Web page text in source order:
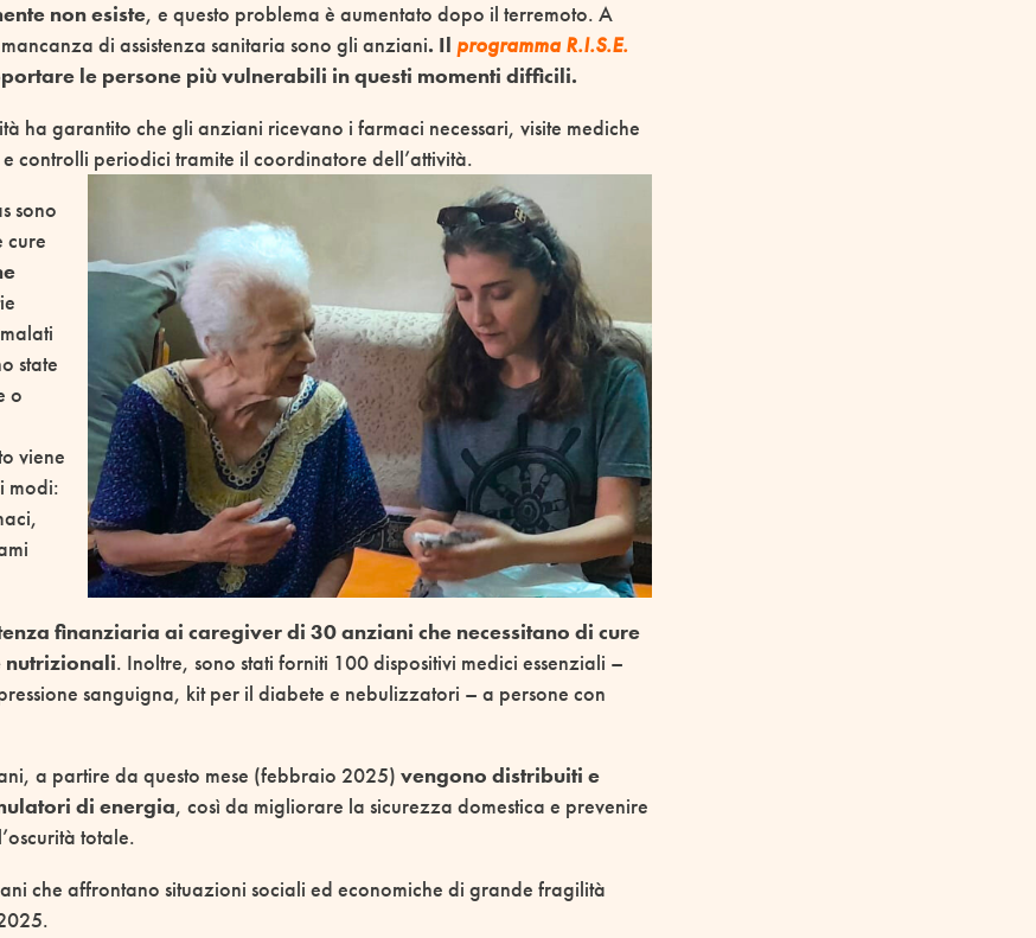
non esiste, e questo problema è aumentato dopo il terremoto. A
di assistenza sanitaria sono gli anziani. Il programma R.I.S.E.
le persone più vulnerabili in questi momenti difficili.
ha garantito che gli anziani ricevano i farmaci necessari, visite mediche
controlli periodici tramite il coordinatore dell’attività.
sono
cure
state
o
viene
modi:
finanziaria ai caregiver di 30 anziani che necessitano di cure
nutrizionali. Inoltre, sono stati forniti 100 dispositivi medici essenziali –
sanguigna, kit per il diabete e nebulizzatori – a persone con
a partire da questo mese (febbraio 2025)vengono distribuiti e
di energia, così da migliorare la sicurezza domestica e prevenire
totale.
che affrontano situazioni sociali ed economiche di grande fragilità